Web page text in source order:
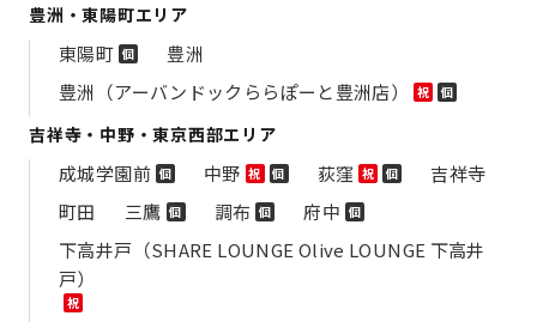
豊洲・東陽町エリア
東陽町 個
豊洲
豊洲（アーバンドックららぽーと豊洲店）
祝 個
吉祥寺・中野・東京西部エリア
成城学園前 個 中野 祝 個 荻窪 祝 個
吉祥寺
町田
三鷹 個 調布 個 府中 個
下高井戸（SHARE LOUNGE Olive LOUNGE 下高井
戸）
祝